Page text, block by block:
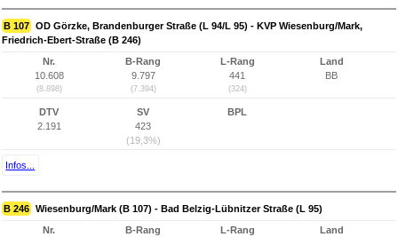
B 107 OD Görzke, Brandenburger Straße (L 94/L 95) - KVP Wiesenburg/Mark,
Friedrich-Ebert-Straße (B 246)
Nr.
10.608
(8.898)
B-Rang
9.797
(7.394)
L-Rang
441
(324)
Land
BB
DTV
2.191
SV
423
(19,3%)
BPL
Infos...
B 246 Wiesenburg/Mark (B 107) - Bad Belzig-Lübnitzer Straße (L 95)
Nr.
B-Rang
L-Rang
Land